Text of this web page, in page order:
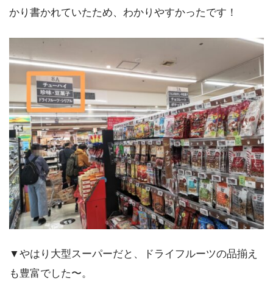
かり書かれていたため、わかりやすかったです！
▼やはり大型スーパーだと、ドライフルーツの品揃え
も豊富でした〜。